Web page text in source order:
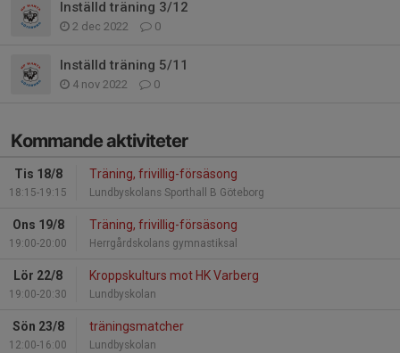
Inställd träning 3/12
2 dec 2022 0
Inställd träning 5/11
4 nov 2022 0
Kommande aktiviteter
Tis 18/8
18:15-19:15
Träning, frivillig-försäsong
Lundbyskolans Sporthall B Göteborg
Ons 19/8
19:00-20:00
Träning, frivillig-försäsong
Herrgårdskolans gymnastiksal
Lör 22/8
19:00-20:30
Kroppskulturs mot HK Varberg
Lundbyskolan
Sön 23/8
12:00-16:00
träningsmatcher
Lundbyskolan